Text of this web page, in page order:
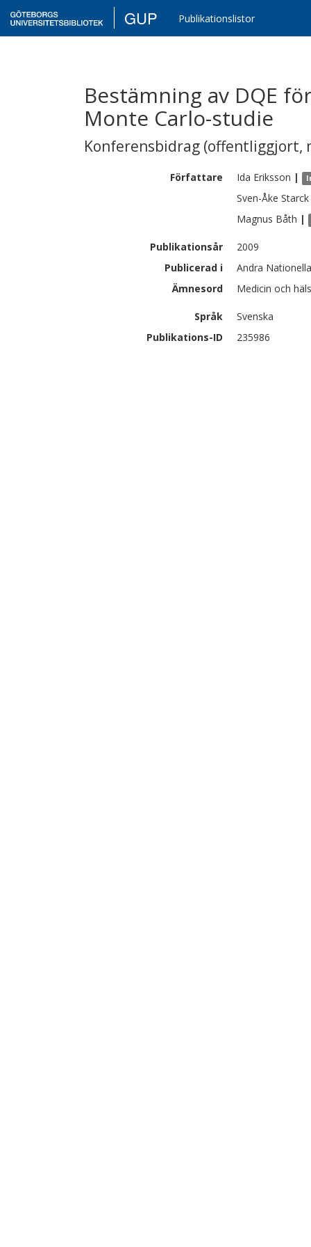
GUP Publikationslistor
Bestämning av DQE
Monte Carlo-studie
Konferensbidrag (offentliggjort,
Författare Ida Eriksson |
Sven-Åke Starck
Magnus Båth |
Publikationsår
2009
Publicerad i
Andra
Ämnesord
Medicin och
Språk
Svenska
Publikations-ID
235986